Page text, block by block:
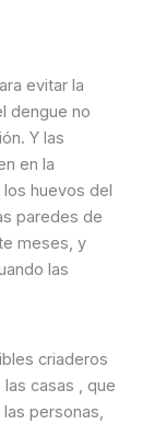
evitar la
dengue no
Y las
en la
huevos del
paredes de
meses, y
las
criaderos
casas , que
personas,